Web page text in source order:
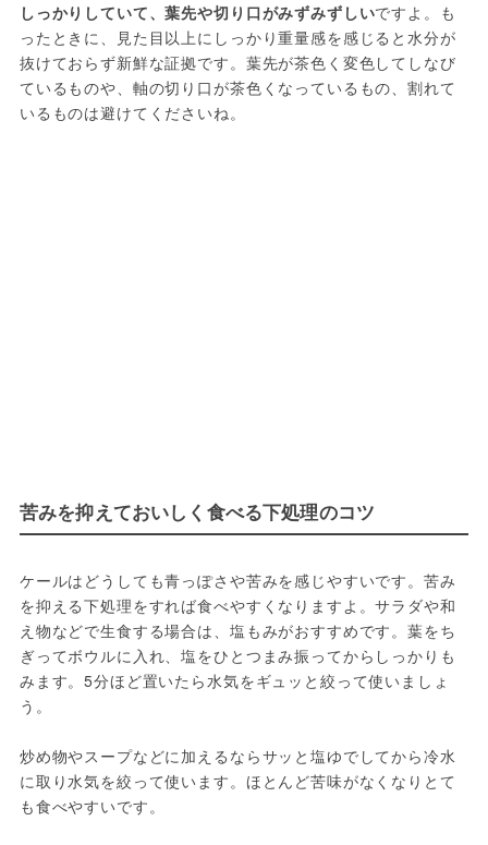
しっかりしていて、葉先や切り口がみずみずしいですよ。も
ったときに、見た目以上にしっかり重量感を感じると水分が
抜けておらず新鮮な証拠です。葉先が茶色く変色してしなび
ているものや、軸の切り口が茶色くなっているもの、割れて
いるものは避けてくださいね。
苦みを抑えておいしく食べる下処理のコツ
ケールはどうしても青っぽさや苦みを感じやすいです。苦み
を抑える下処理をすれば食べやすくなりますよ。サラダや和
え物などで生食する場合は、塩もみがおすすめです。葉をち
ぎってボウルに入れ、塩をひとつまみ振ってからしっかりも
みます。5分ほど置いたら水気をギュッと絞って使いましょ
う。
炒め物やスープなどに加えるならサッと塩ゆでしてから冷水
に取り水気を絞って使います。ほとんど苦味がなくなりとて
も食べやすいです。